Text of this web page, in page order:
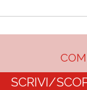
SCRIVI/